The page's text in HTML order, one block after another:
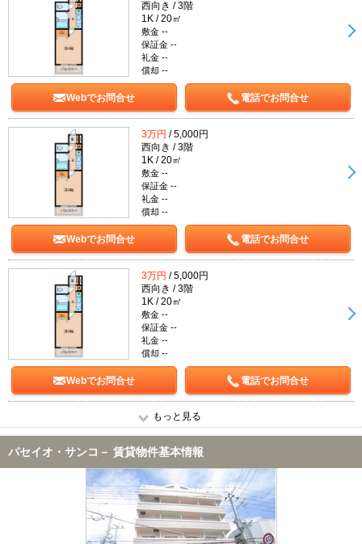
西向き / 3階
1K / 20㎡
敷金 --
保証金 --
礼金 --
償却 --
Webでお問合せ 電話でお問合せ
3万円 / 5,000円
西向き / 3階
1K / 20㎡
敷金 --
保証金 --
礼金 --
償却 --
Webでお問合せ 電話でお問合せ
3万円 / 5,000円
西向き / 3階
1K / 20㎡
敷金 --
保証金 --
礼金 --
償却 --
Webでお問合せ 電話でお問合せ
もっと見る
パセイオ・サンコ－ 賃貸物件基本情報